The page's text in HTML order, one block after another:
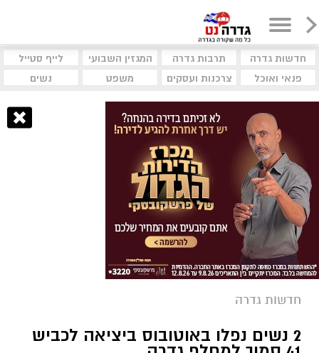
חדשות גדרה תרבות גדרה המגזין השבועי
לייף סטייל
פנאי ואוכל
צרכנות ועסקים משפט נשים
חדשות גדרה
2 נשים נפלו באוטובוס ביציאה לכביש